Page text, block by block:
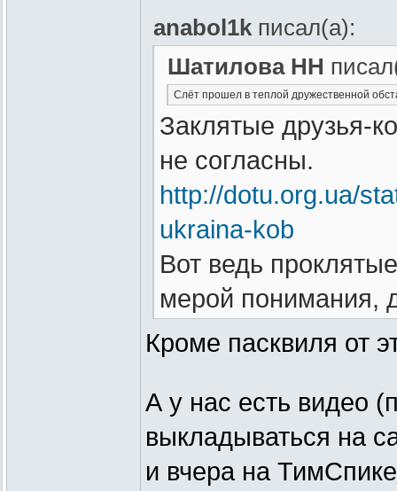
anabol1kписал(а):
Шатилова НН
Слёт прошел в теплой дружественной
Заклятые друзья-
не согласны.
http://dotu.org.ua/
ukraina-kob
Вот ведь
мерой понимания,
Кроме пасквиля от
А у нас есть видео
выкладываться на
и вчера на